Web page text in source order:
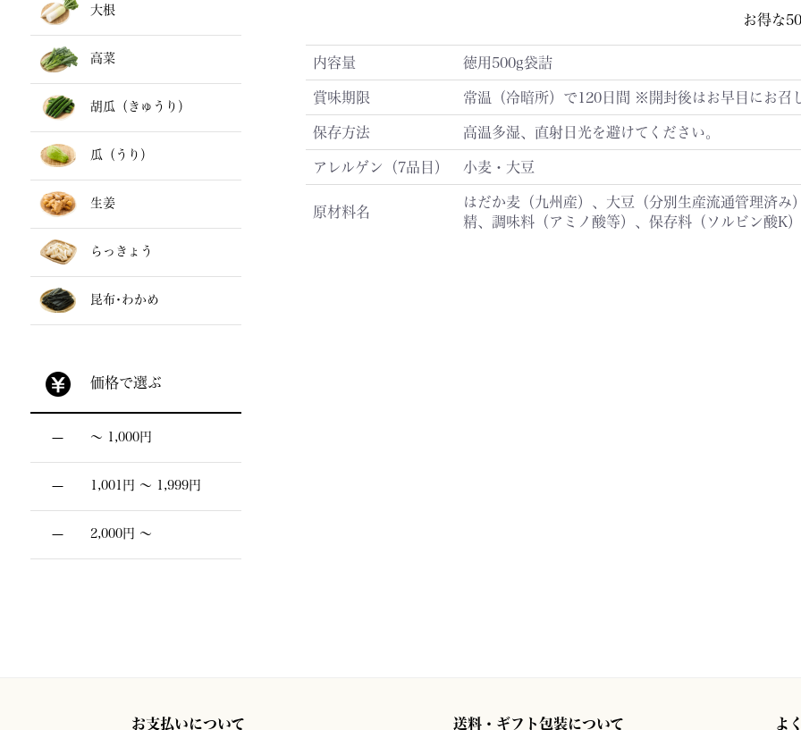
大根
高菜
胡瓜（きゅうり）
瓜（うり）
生姜
らっきょう
昆布･わかめ
価格で選ぶ
〜 1,000円
1,001円 〜 1,999円
2,000円 〜
お得な
内容量 徳用500g袋詰
賞味期限 常温（冷暗所）で120日間 ※開封後はお早目にお召
保存方法 高温多湿、直射日光を避けてください。
アレルゲン（7品目） 小麦・大豆
原材料名
はだか麦（九州産）、大豆（分別生産流通管理済
精、調味料（アミノ酸等）、保存料（ソルビン酸K
お支払いについて 送料・ギフト包装について よ